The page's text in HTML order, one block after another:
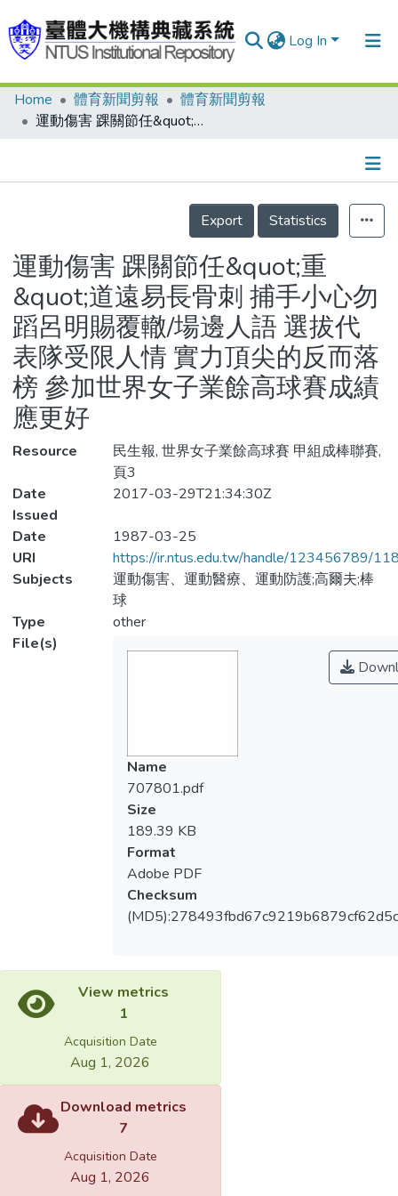
Log In
Communities & Collections
Statistics
Home 體育新聞剪報
體育新聞剪報
運動傷害 踝關節任&quot;重&quot;道遠易長骨刺 捕手小心勿蹈呂明賜覆轍/場邊人語 選拔代表隊受限人情 實力頂尖的反而落榜 參加世界女子業餘高球賽成績應更好
Details
Export
Statistics
運動傷害 踝關節任&quot;重
&quot;道遠易長骨刺 捕手小心勿
蹈呂明賜覆轍/場邊人語 選拔代
表隊受限人情 實力頂尖的反而落
榜 參加世界女子業餘高球賽成績
應更好
Resource
民生報, 世界女子業餘高球賽 甲組成棒聯賽,
頁3
Date
Issued
2017-03-29T21:34:30Z
Date
1987-03-25
URI
https://ir.ntus.edu.tw/handle/123456789/
Subjects
運動傷害、運動醫療、運動防護;高爾夫;棒
球
Type
other
File(s)
Name
707801.pdf
Size
189.39 KB
Format
Adobe PDF
Checksum
View metrics
1
Acquisition Date
Aug 1, 2026
Download metrics
7
Acquisition Date
Aug 1, 2026